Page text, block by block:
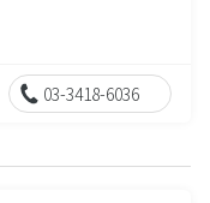
03-3418-6036